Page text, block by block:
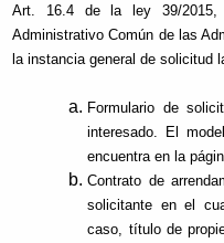
Art. 16.4 de la ley 39/2015,
Administrativo Común de las
la instancia general de solicitud
Formulario de
interesado. El
encuentra en la
Contrato de
solicitante en el
caso, título de